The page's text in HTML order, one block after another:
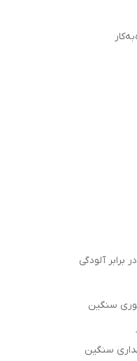
آلودگی
سنگین
سنگین